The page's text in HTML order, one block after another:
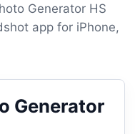
Generator HS
app for iPhone,
Generator